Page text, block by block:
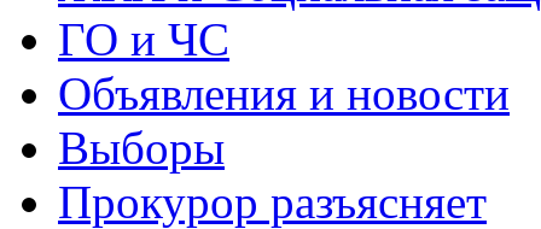
ГО и ЧС
Объявления и новости
Выборы
Прокурор разъясняет